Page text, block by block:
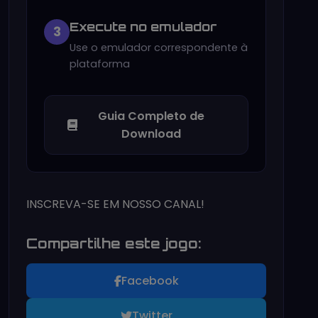
3 Execute no emulador
Use o emulador correspondente à
plataforma
Guia Completo de
Download
INSCREVA-SE EM NOSSO CANAL!
Compartilhe este jogo:
Facebook